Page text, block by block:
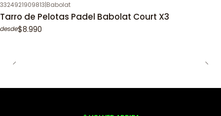
3324921909813|Babolat
Tarro de Pelotas Padel Babolat Court X3
desde$8.990